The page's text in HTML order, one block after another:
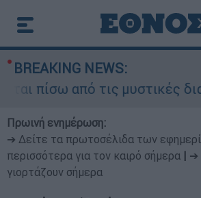
BREAKING NEWS:
από τις μυστικές
Πρωινή ενημέρωση:
➔ Δείτε τα πρωτοσέλιδα των
περισσότερα για τον καιρό σήμερα
➔
γιορτάζουν σήμερα